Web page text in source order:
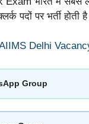
पदों पर भर्ती होती
Delhi
Group